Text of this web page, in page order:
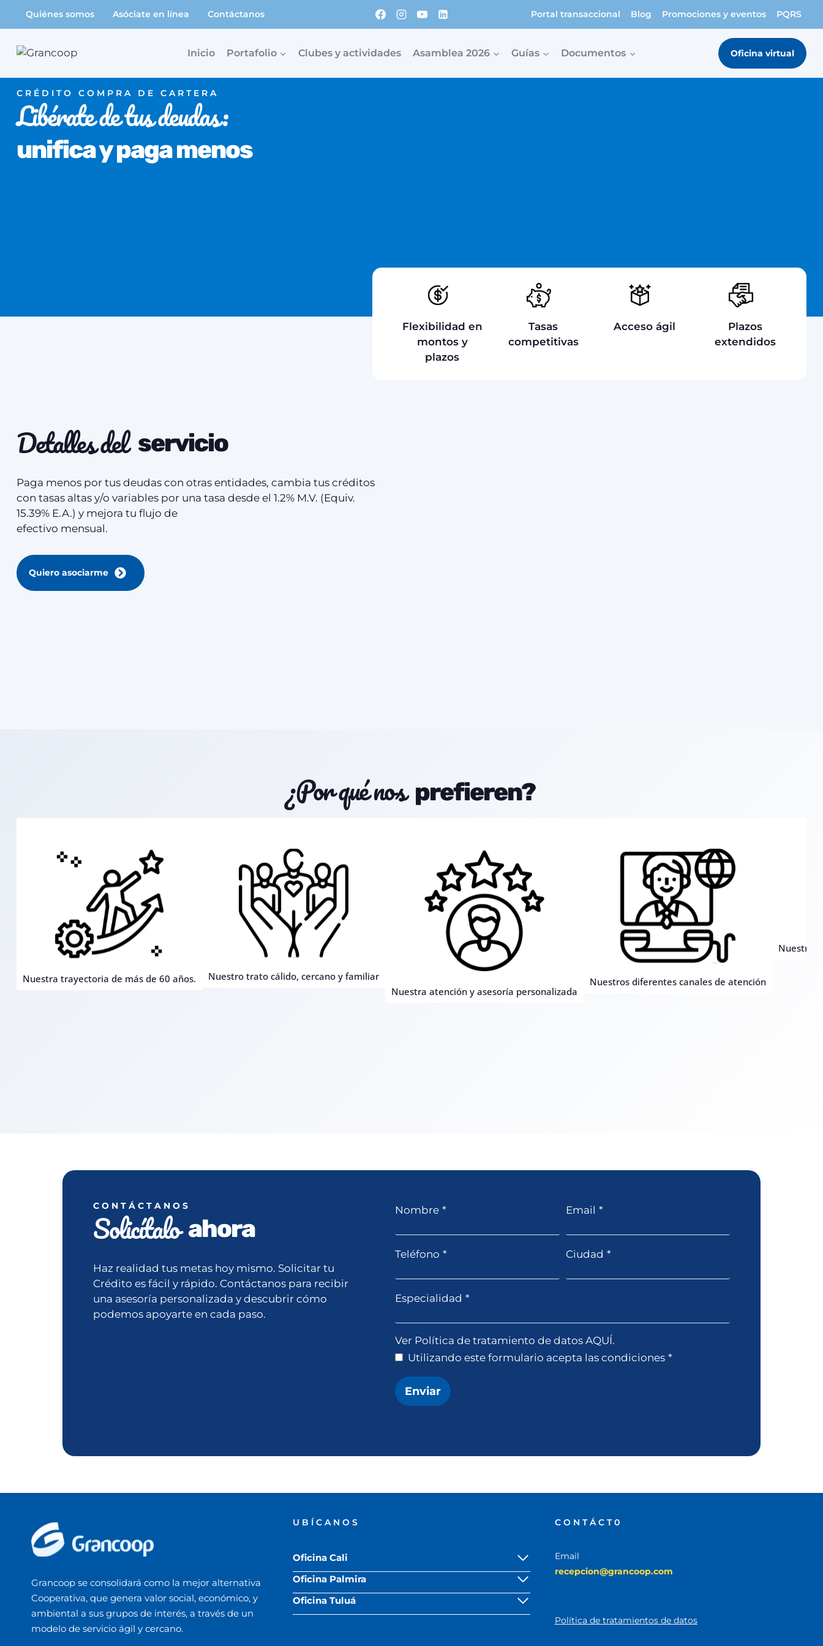
Quiénes somos Asóciate en línea Contáctanos Portal transaccional Blog Promociones y eventos PQRS
Inicio Portafolio Clubes y actividades Asamblea 2026 Guías Documentos Oficina virtual
CRÉDITO COMPRA DE CARTERA
Libérate de tus deudas:
unifica y paga menos
Flexibilidad en
montos y
plazos
Tasas
competitivas
Acceso ágil
Plazos
extendidos
Detalles del servicio
Paga menos por tus deudas con otras entidades, cambia tus créditos
con tasas altas y/o variables por una tasa desde el 1.2% M.V. (Equiv.
15.39% E.A.) y mejora tu flujo de
efectivo mensual.
Quiero asociarme
¿Por qué nos prefieren?
Nuestra trayectoria de más de 60 años.
Nuestro trato cálido, cercano y familiar
Nuestra atención y asesoría personalizada
Nuestros diferentes canales de atención
Nuestro
CONTÁCTANOS
Solicítalo ahora
Haz realidad tus metas hoy mismo. Solicitar tu
Crédito es fácil y rápido. Contáctanos para recibir
una asesoría personalizada y descubrir cómo
podemos apoyarte en cada paso.
Nombre * Email *
Teléfono * Ciudad *
Especialidad *
Ver Política de tratamiento de datos AQUÍ.
Utilizando este formulario acepta las condiciones *
Enviar
Grancoop se consolidará como la mejor alternativa
Cooperativa, que genera valor social, económico, y
ambiental a sus grupos de interés, a través de un
modelo de servicio ágil y cercano.
UBÍCANOS
Oficina Cali
Oficina Palmira
Oficina Tuluá
CONTÁCT0
Email
recepcion@grancoop.com
Política de tratamientos de datos